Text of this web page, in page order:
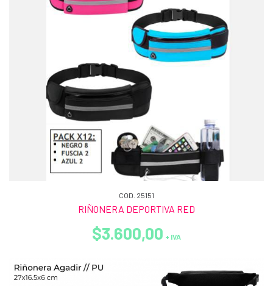
COD. 25151
RIÑONERA DEPORTIVA RED
$3.600,00 + IVA